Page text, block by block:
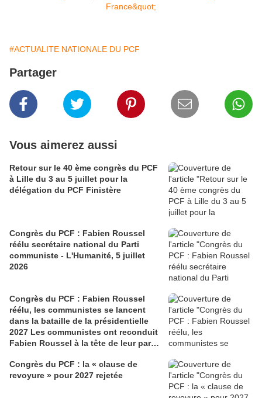
#ACTUALITE NATIONALE DU PCF
Partager
Vous aimerez aussi
Retour sur le 40 ème congrès du PCF
à Lille du 3 au 5 juillet pour la
délégation du PCF Finistère
Congrès du PCF : Fabien Roussel
réélu secrétaire national du Parti
communiste - L'Humanité, 5 juillet
2026
Congrès du PCF : Fabien Roussel
réélu, les communistes se lancent
dans la bataille de la présidentielle
2027 Les communistes ont reconduit
Fabien Roussel à la tête de leur parti,
Lille. Le secrétaire national, dont la
candidature devrait être officialisée le
Congrès du PCF : la « clause de
revoyure » pour 2027 rejetée